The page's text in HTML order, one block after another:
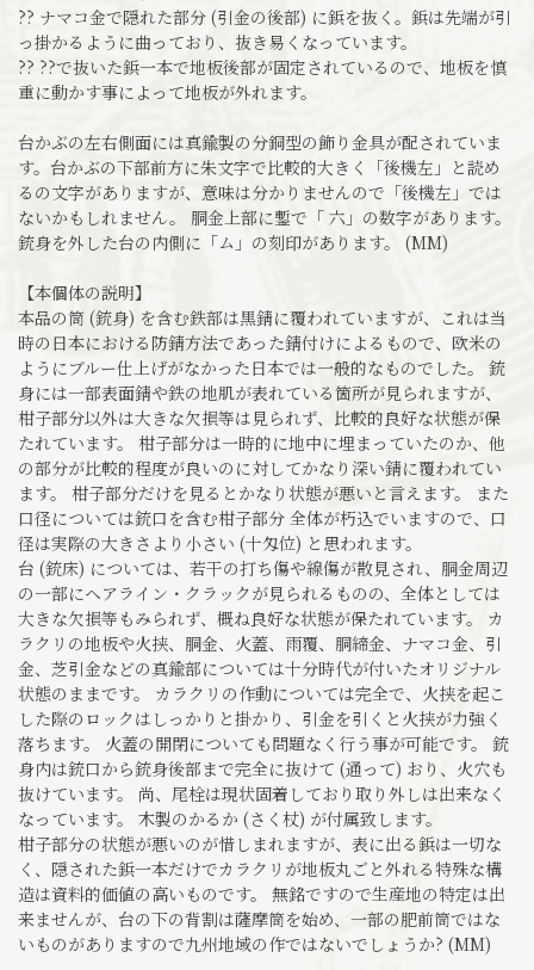
?? ナマコ金で隠れた部分 (引金の後部) に鋲を抜く。鋲は先端が引
っ掛かるように曲っており、抜き易くなっています。
?? ??で抜いた鋲一本で地板後部が固定されているので、地板を慎
重に動かす事によって地板が外れます。
台かぶの左右側面には真鍮製の分銅型の飾り金具が配されていま
す。台かぶの下部前方に朱文字で比較的大きく「後機左」と読め
るの文字がありますが、意味は分かりませんので「後機左」では
ないかもしれません。 胴金上部に鏨で「 六」の数字があります。
銃身を外した台の内側に「ム」の刻印があります。 (MM)
【本個体の説明】
本品の筒 (銃身) を含む鉄部は黒錆に覆われていますが、これは当
時の日本における防錆方法であった錆付けによるもので、欧米の
ようにブルー仕上げがなかった日本では一般的なものでした。 銃
身には一部表面錆や鉄の地肌が表れている箇所が見られますが、
柑子部分以外は大きな欠損等は見られず、比較的良好な状態が保
たれています。 柑子部分は一時的に地中に埋まっていたのか、他
の部分が比較的程度が良いのに対してかなり深い錆に覆われてい
ます。 柑子部分だけを見るとかなり状態が悪いと言えます。 また
口径については銃口を含む柑子部分 全体が朽込でいますので、口
径は実際の大きさより小さい (十匁位) と思われます。
台 (銃床) については、若干の打ち傷や線傷が散見され、胴金周辺
の一部にヘアライン・クラックが見られるものの、全体としては
大きな欠損等もみられず、概ね良好な状態が保たれています。 カ
ラクリの地板や火挟、胴金、火蓋、雨覆、胴締金、ナマコ金、引
金、芝引金などの真鍮部については十分時代が付いたオリジナル
状態のままです。 カラクリの作動については完全で、火挟を起こ
した際のロックはしっかりと掛かり、引金を引くと火挟が力強く
落ちます。 火蓋の開閉についても問題なく行う事が可能です。 銃
身内は銃口から銃身後部まで完全に抜けて (通って) おり、火穴も
抜けています。 尚、尾栓は現状固着しており取り外しは出来なく
なっています。 木製のかるか (さく杖) が付属致します。
柑子部分の状態が悪いのが惜しまれますが、表に出る鋲は一切な
く、隠された鋲一本だけでカラクリが地板丸ごと外れる特殊な構
造は資料的価値の高いものです。 無銘ですので生産地の特定は出
来ませんが、台の下の背割は薩摩筒を始め、一部の肥前筒ではな
いものがありますので九州地域の作ではないでしょうか? (MM)